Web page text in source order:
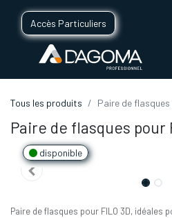
Accès Particuliers
Tous les produits Paire de flasques
Paire de flasques pour
disponible
Paire de flasques pour FILO 3D, idéales